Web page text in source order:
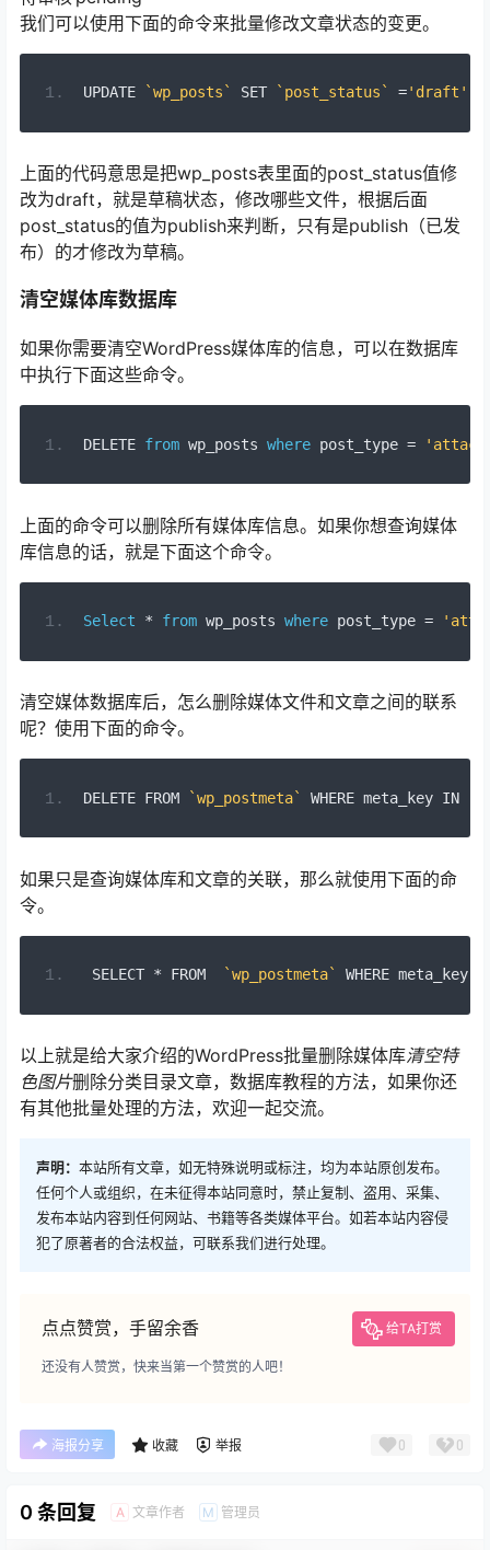
我们可以使用下面的命令来批量修改文章状态的变更。
UPDATE `wp_posts` SET `post_status` ='draft'
上面的代码意思是把wp_posts表里面的post_status值修
改为draft，就是草稿状态，修改哪些文件，根据后面
post_status的值为publish来判断，只有是publish（已发
布）的才修改为草稿。
清空媒体库数据库
如果你需要清空WordPress媒体库的信息，可以在数据库
中执行下面这些命令。
DELETE from wp_posts where post_type =
上面的命令可以删除所有媒体库信息。如果你想查询媒体
库信息的话，就是下面这个命令。
Select * from wp_posts where post_type =
清空媒体数据库后，怎么删除媒体文件和文章之间的联系
呢？使用下面的命令。
DELETE FROM `wp_postmeta` WHERE meta_key IN
如果只是查询媒体库和文章的关联，那么就使用下面的命
令。
SELECT * FROM `wp_postmeta` WHERE meta_key
以上就是给大家介绍的WordPress批量删除媒体库清空特
色图片删除分类目录文章，数据库教程的方法，如果你还
有其他批量处理的方法，欢迎一起交流。
声明： 本站所有文章，如无特殊说明或标注，均为本站原创发布。
任何个人或组织，在未征得本站同意时，禁止复制、盗用、采集、
发布本站内容到任何网站、书籍等各类媒体平台。如若本站内容侵
犯了原著者的合法权益，可联系我们进行处理。
点点赞赏，手留余香 给TA打赏
还没有人赞赏，快来当第一个赞赏的人吧！
海报分享 收藏 举报 0 0
0 条回复 A 文章作者 M 管理员